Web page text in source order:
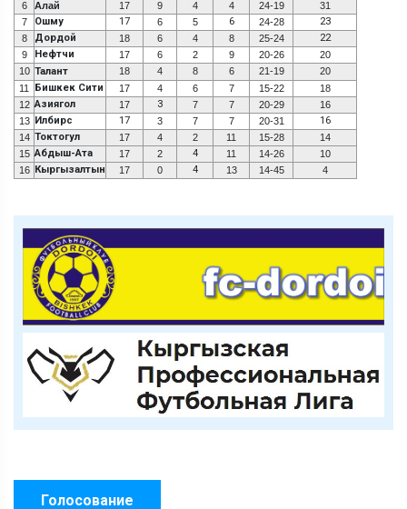
6
Алай 17 9 4 4 24-19
31
7
Ошму 17 6 5 6 24-28 23
8 Дордой 18 6 4 8 25-24 22
9 Нефтчи 17 6 2 9 20-26
20
10 Талант 18 4 8 6 21-19
20
11
Бишкек Сити 17 4 6 7 15-22
18
12 Азиягол 17 3 7 7 20-29
16
13 Илбирс 17 3 7 7 20-31 16
14 Токтогул 17 4 2 11 15-28
14
15 Абдыш-Ата 17 2 4 11 14-26
10
16 Кыргызалтын 17 0 4 13 14-45 4
Голосование